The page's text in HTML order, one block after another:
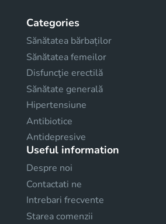
Categories
Sănătatea bărbaților
Sănătatea femeilor
Disfuncţie erectilă
Sănătate generală
Hipertensiune
Antibiotice
Antidepresive
Useful information
Despre noi
Contactati ne
Intrebari frecvente
Starea comenzii